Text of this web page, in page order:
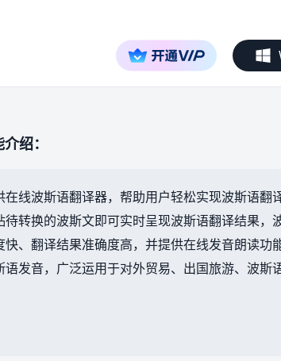
绍：
在线波斯语翻译器，帮助用户轻松实现波斯语翻
待转换的波斯文即可实时呈现波斯语翻译结果，
快、翻译结果准确度高，并提供在线发音朗读功
语发音，广泛运用于对外贸易、出国旅游、波斯